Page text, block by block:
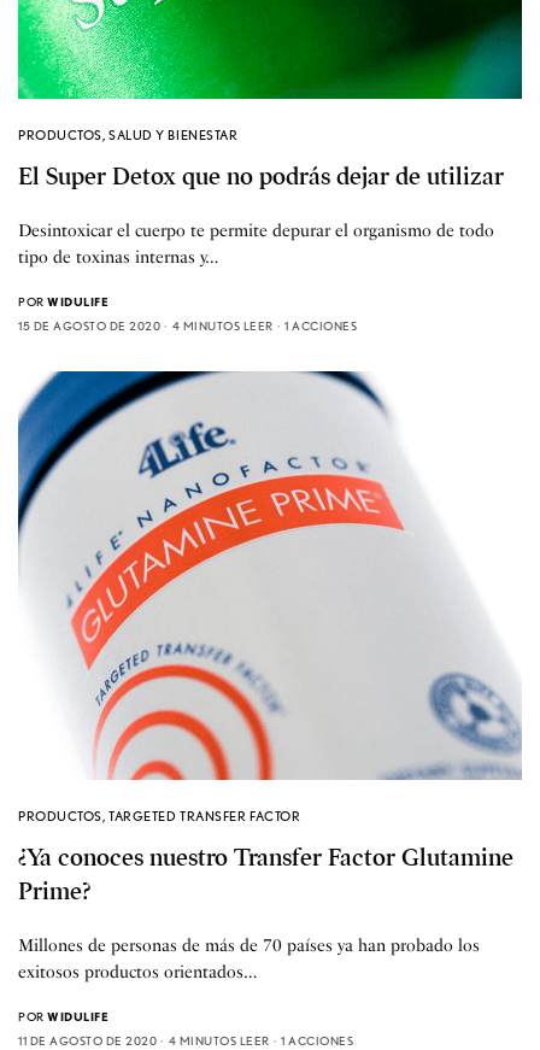
PRODUCTOS,SALUD Y BIENESTAR
El Super Detox que no podrás dejar de utilizar
Desintoxicar el cuerpo te permite depurar el organismo de todo
tipo de toxinas internas y…
POR WIDULIFE
15 DE AGOSTO DE 2020
4 MINUTOS LEER 1 ACCIONES
PRODUCTOS,TARGETED TRANSFER FACTOR
¿Ya conoces nuestro Transfer Factor Glutamine
Prime?
Millones de personas de más de 70 países ya han probado los
exitosos productos orientados…
POR WIDULIFE
11 DE AGOSTO DE 2020
4 MINUTOS LEER 1 ACCIONES